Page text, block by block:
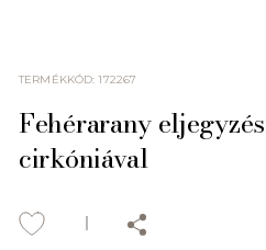
TERMÉKKÓD:172267
Fehérarany
cirkóniával